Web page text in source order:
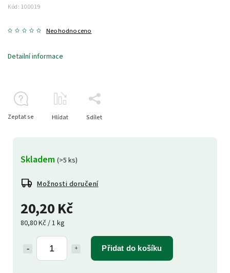
Kód: 100019
Neohodnoceno
20,20 Kč
80,80 Kč / 1 kg
Přidat do košíku
Skladem (>5 ks)
Možnosti doručení
Detailní informace
Zeptat se Hlídat Sdílet